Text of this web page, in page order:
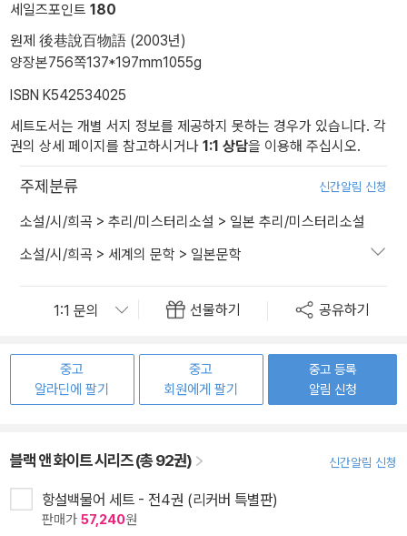
세일즈포인트 180
원제 後巷說百物語 (2003년)
양장본756쪽137*197mm1055g
ISBN K542534025
세트도서는 개별 서지 정보를 제공하지 못하는 경우가 있습니다. 각
권의 상세 페이지를 참고하시거나 1:1 상담을 이용해 주십시오.
주제분류 신간알림 신청
소설/시/희곡 > 추리/미스터리소설 > 일본 추리/미스터리소설
소설/시/희곡 > 세계의 문학 > 일본문학
선물하기 공유하기
중고
알라딘에 팔기
중고
회원에게 팔기
중고 등록
알림 신청
블랙 앤 화이트 시리즈 (총 92권) 신간알림 신청
항설백물어 세트 - 전4권 (리커버 특별판)
판매가 57,240원